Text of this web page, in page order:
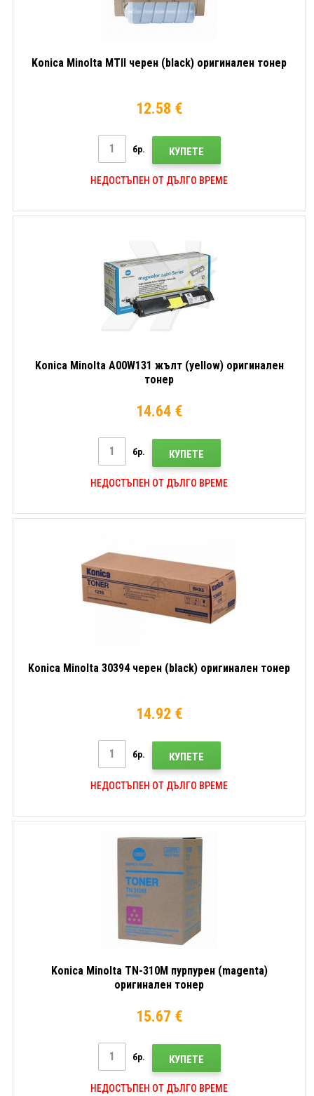
Konica Minolta MTII черен (black) оригинален тонер
12.58 €
бр. КУПЕТЕ
НЕДОСТЪПЕН ОТ ДЪЛГО ВРЕМЕ
Konica Minolta A00W131 жълт (yellow) оригинален
тонер
14.64 €
бр. КУПЕТЕ
НЕДОСТЪПЕН ОТ ДЪЛГО ВРЕМЕ
Konica Minolta 30394 черен (black) оригинален тонер
14.92 €
бр. КУПЕТЕ
НЕДОСТЪПЕН ОТ ДЪЛГО ВРЕМЕ
Konica Minolta TN-310M пурпурен (magenta)
оригинален тонер
15.67 €
бр. КУПЕТЕ
НЕДОСТЪПЕН ОТ ДЪЛГО ВРЕМЕ